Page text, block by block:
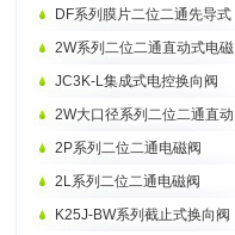
DF系列膜片二位二通先导式
2W系列二位二通直动式电磁
JC3K-L集成式电控换向阀
2W大口径系列二位二通直动
2P系列二位二通电磁阀
2L系列二位二通电磁阀
K25J-BW系列截止式换向阀